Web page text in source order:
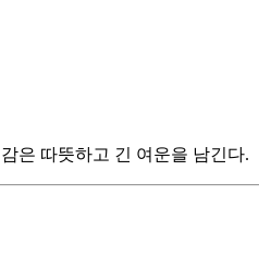
은 따뜻하고 긴 여운을 남긴다.